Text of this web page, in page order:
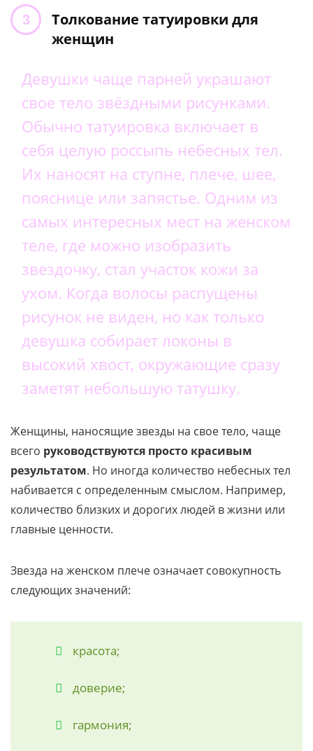
Толкование татуировки для
женщин
Девушки чаще парней украшают
свое тело звёздными рисунками.
Обычно татуировка включает в
себя целую россыпь небесных тел.
Их наносят на ступне, плече, шее,
пояснице или запястье. Одним из
самых интересных мест на женском
теле, где можно изобразить
звездочку, стал участок кожи за
ухом. Когда волосы распущены
рисунок не виден, но как только
девушка собирает локоны в
высокий хвост, окружающие сразу
заметят небольшую татушку.
Женщины, наносящие звезды на свое тело, чаще
всего руководствуются просто красивым
результатом. Но иногда количество небесных тел
набивается с определенным смыслом. Например,
количество близких и дорогих людей в жизни или
главные ценности.
Звезда на женском плече означает совокупность
следующих значений:
красота;
доверие;
гармония;